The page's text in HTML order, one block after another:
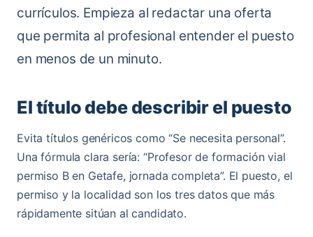
currículos. Empieza al redactar una oferta
que permita al profesional entender el puesto
en menos de un minuto.
El título debe describir el puesto
Evita títulos genéricos como “Se necesita personal”.
Una fórmula clara sería: “Profesor de formación vial
permiso B en Getafe, jornada completa”. El puesto, el
permiso y la localidad son los tres datos que más
rápidamente sitúan al candidato.